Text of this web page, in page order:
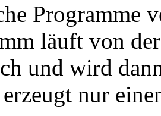
Programme
läuft von
und wird
nur